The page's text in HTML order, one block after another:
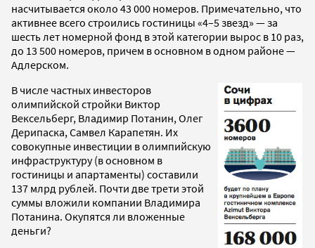
насчитывается около 43 000 номеров. Примечательно, что
активнее всего строились гостиницы «4–5 звезд» — за
шесть лет номерной фонд в этой категории вырос в 10 раз,
до 13 500 номеров, причем в основном в одном районе —
Адлерском.
В числе частных инвесторов
олимпийской стройки Виктор
Вексельберг, Владимир Потанин, Олег
Дерипаска, Самвел Карапетян. Их
совокупные инвестиции в олимпийскую
инфраструктуру (в основном в
гостиницы и апартаменты) составили
137 млрд рублей. Почти две трети этой
суммы вложили компании Владимира
Потанина. Окупятся ли вложенные
деньги?